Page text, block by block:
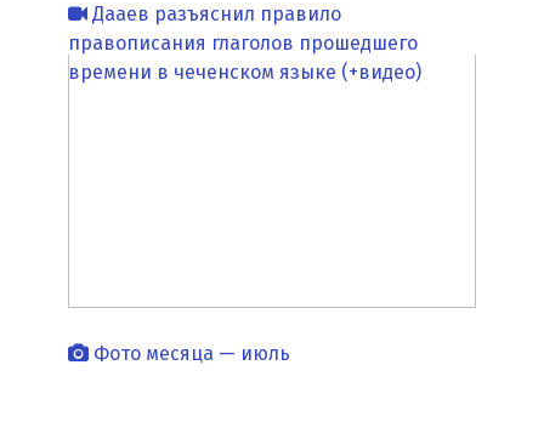
Дааев разъяснил правило
правописания глаголов прошедшего
времени в чеченском языке (+видео)
Фото месяца — июль